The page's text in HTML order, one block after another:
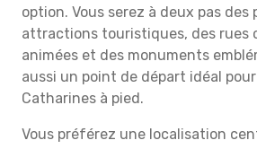
option. Vous serez à deux pas des
attractions touristiques, des rues
animées et des monuments
aussi un point de départ idéal
Catharines à pied.
Vous préférez une localisation